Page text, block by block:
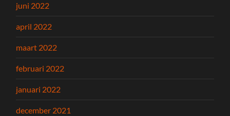
juni 2022
april 2022
maart 2022
februari 2022
januari 2022
december 2021